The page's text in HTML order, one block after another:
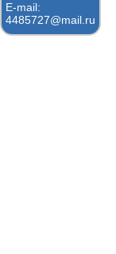
E-mail:
4485727@mail.ru